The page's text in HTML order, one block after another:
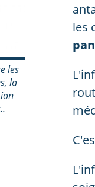
les
la
les